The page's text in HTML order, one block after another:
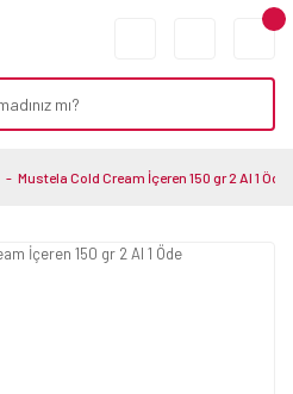
Mustela Cold Cream İçeren 150 gr 2 Al 1 Öde